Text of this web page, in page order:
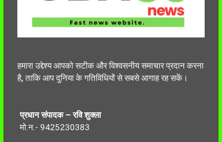
हमारा उद्देश्य आपको सटीक और विश्वसनीय समाचार प्रदान करना
है, ताकि आप दुनिया के गतिविधियों से सबसे आगाह रह सकें।
प्रधान संपादक – रवि शुक्ला
मो.न.- 9425230383